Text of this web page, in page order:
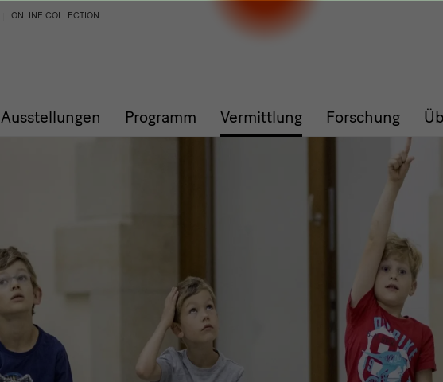
Ausstellungen Programm Vermittlung Forschung
ONLINE COLLECTION